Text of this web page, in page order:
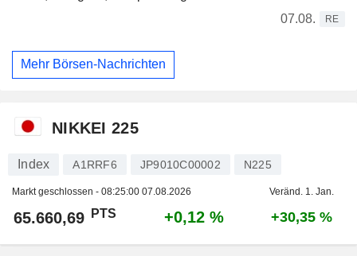
07.08.
RE
Mehr Börsen-Nachrichten
NIKKEI 225
Index A1RRF6 JP9010C00002 N225
Markt geschlossen - 08:25:00 07.08.2026 Veränd. 1. Jan.
65.660,69 PTS +0,12 % +30,35 %